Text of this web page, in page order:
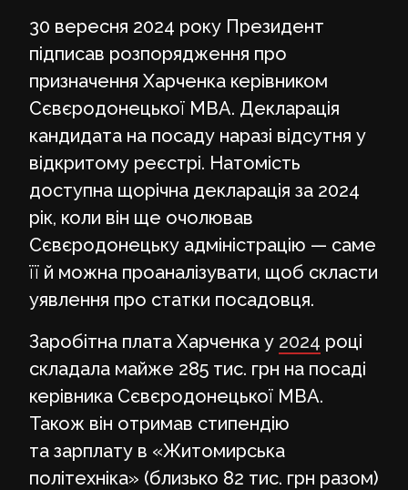
30 вересня 2024 року Президент
підписав розпорядження про
призначення Харченка керівником
Сєвєродонецької МВА. Декларація
кандидата на посаду наразі відсутня у
відкритому реєстрі. Натомість
доступна щорічна декларація за 2024
рік, коли він ще очолював
Сєвєродонецьку адміністрацію — саме
її й можна проаналізувати, щоб скласти
уявлення про статки посадовця.
Заробітна плата Харченка у 2024 році
складала майже 285 тис. грн на посаді
керівника Сєвєродонецької МВА.
Також він отримав стипендію
та зарплату в «Житомирська
політехніка» (близько 82 тис. грн разом)